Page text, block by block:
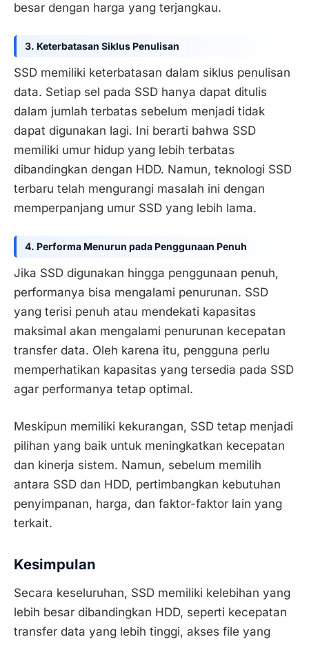
besar dengan harga yang terjangkau.
3. Keterbatasan Siklus Penulisan
SSD memiliki keterbatasan dalam siklus penulisan
data. Setiap sel pada SSD hanya dapat ditulis
dalam jumlah terbatas sebelum menjadi tidak
dapat digunakan lagi. Ini berarti bahwa SSD
memiliki umur hidup yang lebih terbatas
dibandingkan dengan HDD. Namun, teknologi SSD
terbaru telah mengurangi masalah ini dengan
memperpanjang umur SSD yang lebih lama.
4. Performa Menurun pada Penggunaan Penuh
Jika SSD digunakan hingga penggunaan penuh,
performanya bisa mengalami penurunan. SSD
yang terisi penuh atau mendekati kapasitas
maksimal akan mengalami penurunan kecepatan
transfer data. Oleh karena itu, pengguna perlu
memperhatikan kapasitas yang tersedia pada SSD
agar performanya tetap optimal.
Meskipun memiliki kekurangan, SSD tetap menjadi
pilihan yang baik untuk meningkatkan kecepatan
dan kinerja sistem. Namun, sebelum memilih
antara SSD dan HDD, pertimbangkan kebutuhan
penyimpanan, harga, dan faktor-faktor lain yang
terkait.
Kesimpulan
Secara keseluruhan, SSD memiliki kelebihan yang
lebih besar dibandingkan HDD, seperti kecepatan
transfer data yang lebih tinggi, akses file yang